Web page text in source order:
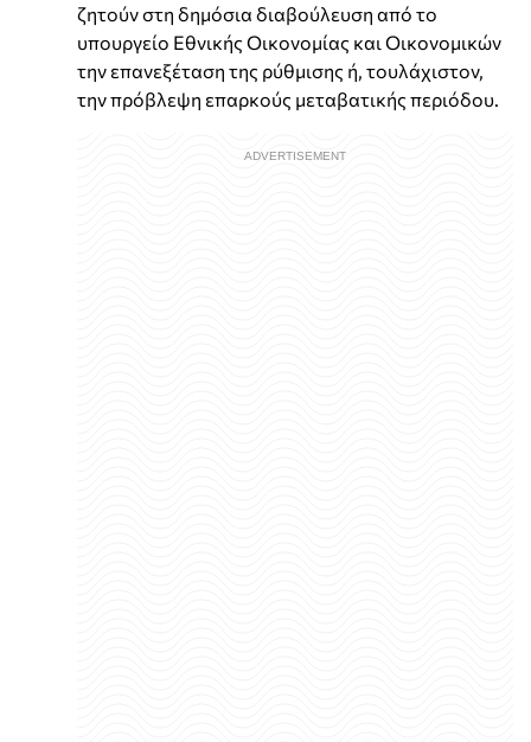
ζητούν στη δημόσια διαβούλευση από το
υπουργείο Εθνικής Οικονομίας και Οικονομικών
την επανεξέταση της ρύθμισης ή, τουλάχιστον,
την πρόβλεψη επαρκούς μεταβατικής περιόδου.